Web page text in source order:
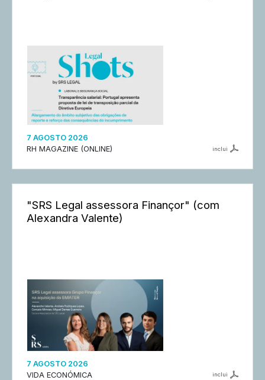
7 AGOSTO 2026
RH MAGAZINE (ONLINE)
inclui
"SRS Legal assessora Finançor" (com
Alexandra Valente)
7 AGOSTO 2026
VIDA ECONÓMICA
inclui